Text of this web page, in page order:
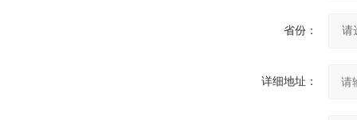
省份：
详细地址：